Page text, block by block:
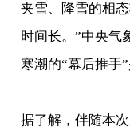
夹雪、降雪的相
时间长。”中央气
寒潮的“幕后推手
据了解，伴随本